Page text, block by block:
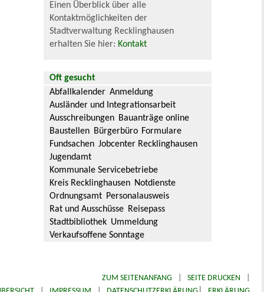
Einen Überblick über alle
Kontaktmöglichkeiten der
Stadtverwaltung Recklinghausen
erhalten Sie hier: Kontakt
Oft gesucht
Abfallkalender Anmeldung
Ausländer und Integrationsarbeit
Ausschreibungen Bauanträge online
Baustellen Bürgerbüro Formulare
Fundsachen Jobcenter Recklinghausen
Jugendamt
Kommunale Servicebetriebe
Kreis Recklinghausen Notdienste
Ordnungsamt Personalausweis
Rat und Ausschüsse Reisepass
Stadtbibliothek Ummeldung
Verkaufsoffene Sonntage
ZUM SEITENANFANG SEITE DRUCKEN